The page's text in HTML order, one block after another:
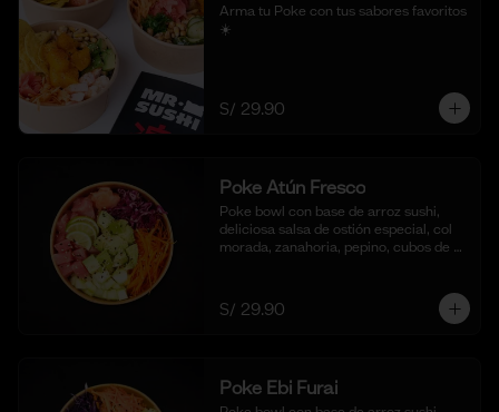
Arma tu Poke con tus sabores favoritos
☀️
S/ 29.90
Poke Atún Fresco
Poke bowl con base de arroz sushi,
deliciosa salsa de ostión especial, col
morada, zanahoria, pepino, cubos de
S/ 29.90
Poke Ebi Furai